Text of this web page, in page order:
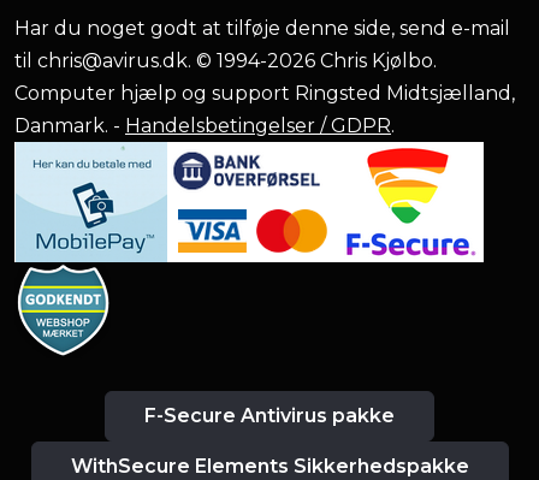
Har du noget godt at tilføje denne side, send e-mail
til chris@avirus.dk. © 1994-2026 Chris Kjølbo.
Computer hjælp og support Ringsted Midtsjælland,
Danmark. - Handelsbetingelser / GDPR.
F-Secure Antivirus pakke
WithSecure Elements Sikkerhedspakke